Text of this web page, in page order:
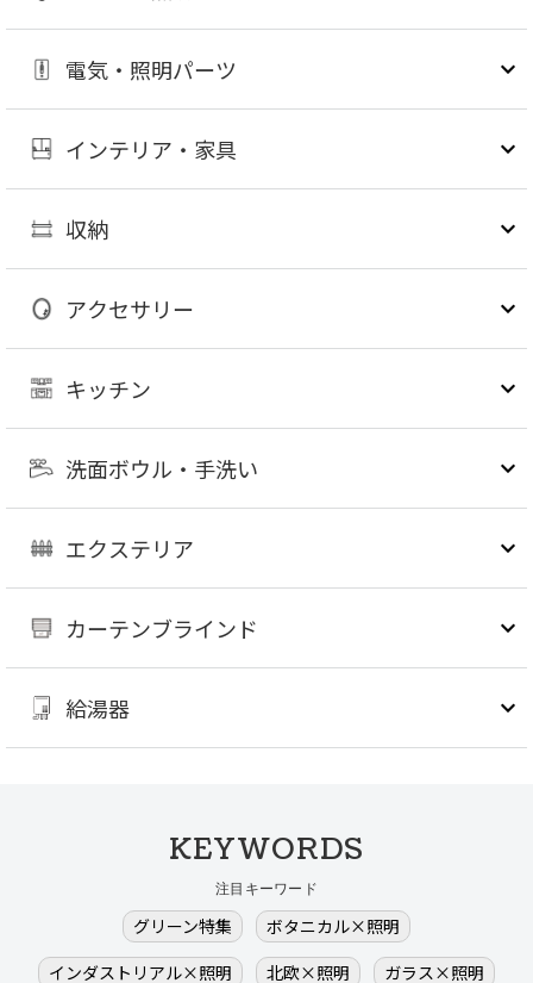
電気・照明パーツ
インテリア・家具
収納
アクセサリー
キッチン
洗面ボウル・手洗い
エクステリア
カーテンブラインド
給湯器
KEYWORDS
注目キーワード
グリーン特集
ボタニカル×照明
インダストリアル×照明
北欧×照明
ガラス×照明